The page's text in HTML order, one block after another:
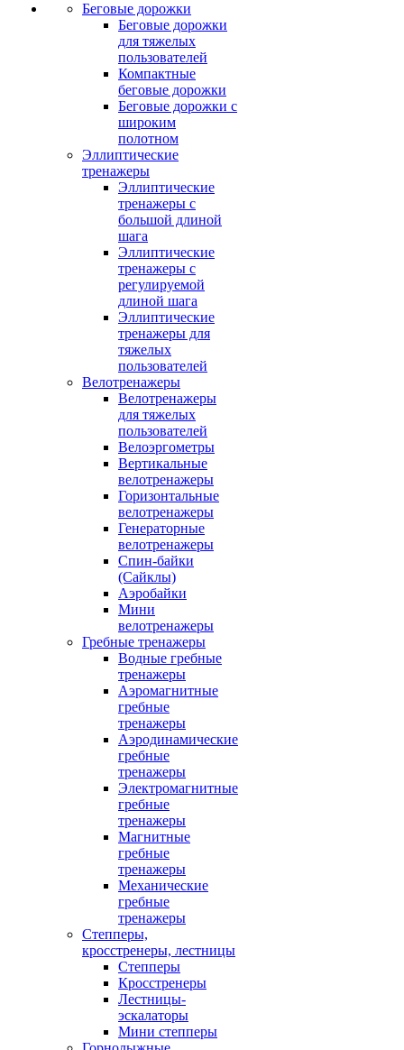
Беговые дорожки
Беговые дорожки
для тяжелых
пользователей
Компактные
беговые дорожки
Беговые дорожки с
широким
полотном
Эллиптические
тренажеры
Эллиптические
тренажеры с
большой длиной
шага
Эллиптические
тренажеры с
регулируемой
длиной шага
Эллиптические
тренажеры для
тяжелых
пользователей
Велотренажеры
Велотренажеры
для тяжелых
пользователей
Велоэргометры
Вертикальные
велотренажеры
Горизонтальные
велотренажеры
Генераторные
велотренажеры
Спин-байки
(Сайклы)
Аэробайки
Мини
велотренажеры
Гребные тренажеры
Водные гребные
тренажеры
Аэромагнитные
гребные
тренажеры
Аэродинамические
гребные
тренажеры
Электромагнитные
гребные
тренажеры
Магнитные
гребные
тренажеры
Механические
гребные
тренажеры
Степперы,
кросстренеры, лестницы
Степперы
Кросстренеры
Лестницы-
эскалаторы
Мини степперы